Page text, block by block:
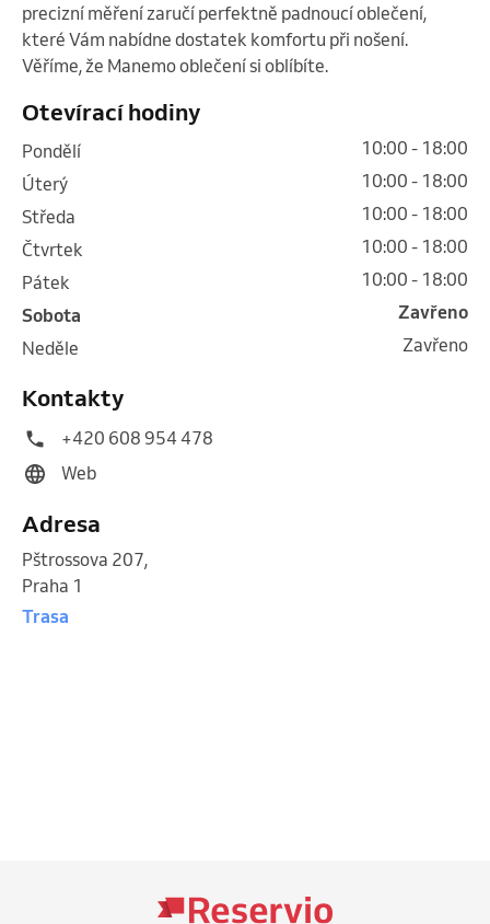
precizní měření zaručí perfektně padnoucí oblečení,
které Vám nabídne dostatek komfortu při nošení.
Věříme, že Manemo oblečení si oblíbíte.
Otevírací hodiny
pondělí
10:00 - 18:00
úterý
10:00 - 18:00
středa
10:00 - 18:00
čtvrtek
10:00 - 18:00
pátek
10:00 - 18:00
sobota
Zavřeno
neděle
Zavřeno
Kontakty
+420 608 954 478
Web
Adresa
Pštrossova 207,
Praha 1
Trasa